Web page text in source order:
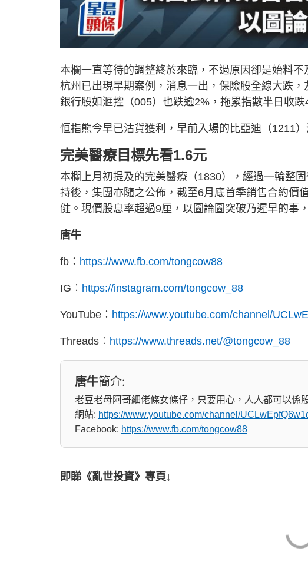
本欄一直等待的調整終於來臨，不過原因卻是始料
杭州已出現早期案例，消息一出，保險股全線大跌
銀行股如滙控（005）也跌逾2%，拖累指數半日收跌
恒指熊今早已沽貨獲利，早前入場的比亞迪（1211
完美醫療目標先看1.6元
本欄上月初提及的完美醫療（1830），經過一輪整
持後，集團亦隨之公佈，截至6月底首季銷售合約價
健。現價股息率超過9厘，以圖論圖突破乃遲早的事
唐牛
fb︰ https://www.fb.com/tongcow88
IG︰ https://instagram.com/tongcow_88
YouTube︰ https://www.youtube.com/channel/
Threads︰ https://www.threads.net/@tongcow_88
唐牛簡介:
老豆老母阿哥細佬條女條仔，只要用心，人人都可以係
網站: https://www.youtube.com/channel/
Facebook: https://www.fb.com/tongcow88
即睇《亂世投資》專頁↓